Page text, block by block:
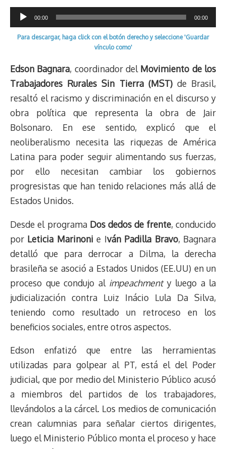
s
n
k
p
p
o
k
o
n
y
a
m
e
s
t
Reproductor
de
audio
00:00 00:00
Para descargar, haga click con el botón derecho y seleccione 'Guardar
vínculo como'
Edson Bagnara, coordinador del Movimiento de los
Trabajadores Rurales Sin Tierra (MST)de Brasil,
resaltó el racismo y discriminación en el discurso y
obra política que representa la obra de Jair
Bolsonaro. En ese sentido, explicó que el
neoliberalismo necesita las riquezas de América
Latina para poder seguir alimentando sus fuerzas,
por ello necesitan cambiar los gobiernos
progresistas que han tenido relaciones más allá de
Estados Unidos.
Desde el programa Dos dedos de frente, conducido
por Leticia Marinoni e Iván Padilla Bravo, Bagnara
detalló que para derrocar a Dilma, la derecha
brasileña se asoció a Estados Unidos (EE.UU) en un
proceso que condujo al impeachment y luego a la
judicialización contra Luiz Inácio Lula Da Silva,
teniendo como resultado un retroceso en los
beneficios sociales, entre otros aspectos.
Edson enfatizó que entre las herramientas
utilizadas para golpear al PT, está el del Poder
judicial, que por medio del Ministerio Público acusó
a miembros del partidos de los trabajadores,
llevándolos a la cárcel. Los medios de comunicación
crean calumnias para señalar ciertos dirigentes,
luego el Ministerio Público monta el proceso y hace